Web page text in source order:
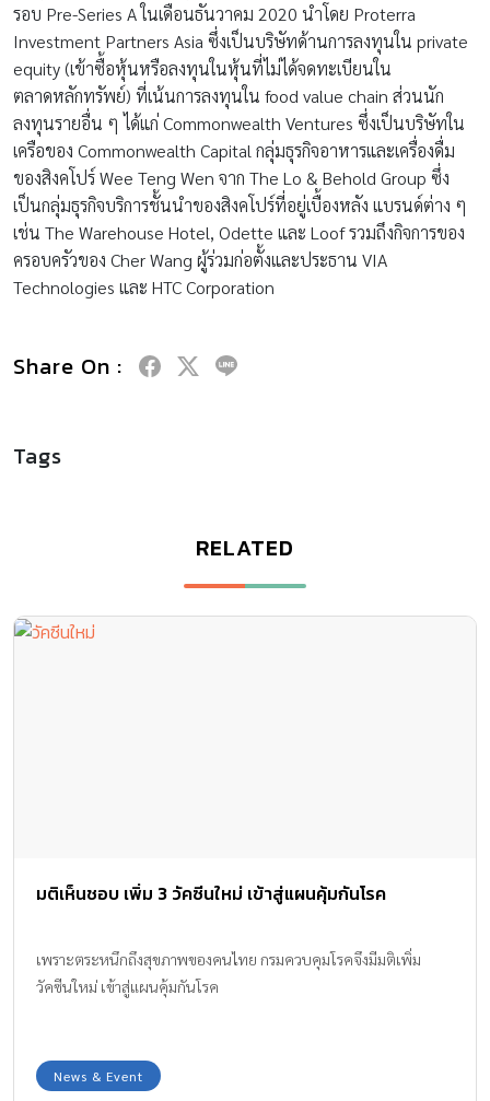
รอบ Pre-Series A ในเดือนธันวาคม 2020 นำโดย Proterra
Investment Partners Asia ซึ่งเป็นบริษัทด้านการลงทุนใน private
equity (เข้าซื้อหุ้นหรือลงทุนในหุ้นที่ไม่ได้จดทะเบียนใน
ตลาดหลักทรัพย์) ที่เน้นการลงทุนใน food value chain ส่วนนัก
ลงทุนรายอื่น ๆ ได้แก่ Commonwealth Ventures ซึ่งเป็นบริษัทใน
เครือของ Commonwealth Capital กลุ่มธุรกิจอาหารและเครื่องดื่ม
ของสิงคโปร์ Wee Teng Wen จาก The Lo & Behold Group ซึ่ง
เป็นกลุ่มธุรกิจบริการชั้นนำของสิงคโปร์ที่อยู่เบื้องหลัง แบรนด์ต่าง ๆ
เช่น The Warehouse Hotel, Odette และ Loof รวมถึงกิจการของ
ครอบครัวของ Cher Wang ผู้ร่วมก่อตั้งและประธาน VIA
Technologies และ HTC Corporation
Share On :
Tags
RELATED
มติเห็นชอบ เพิ่ม 3 วัคซีนใหม่ เข้าสู่แผนคุ้มกันโรค
เพราะตระหนึกถึงสุขภาพของคนไทย กรมควบคุมโรคจึงมีมติเพิ่ม
วัคซีนใหม่ เข้าสู่แผนคุ้มกันโรค
News & Event